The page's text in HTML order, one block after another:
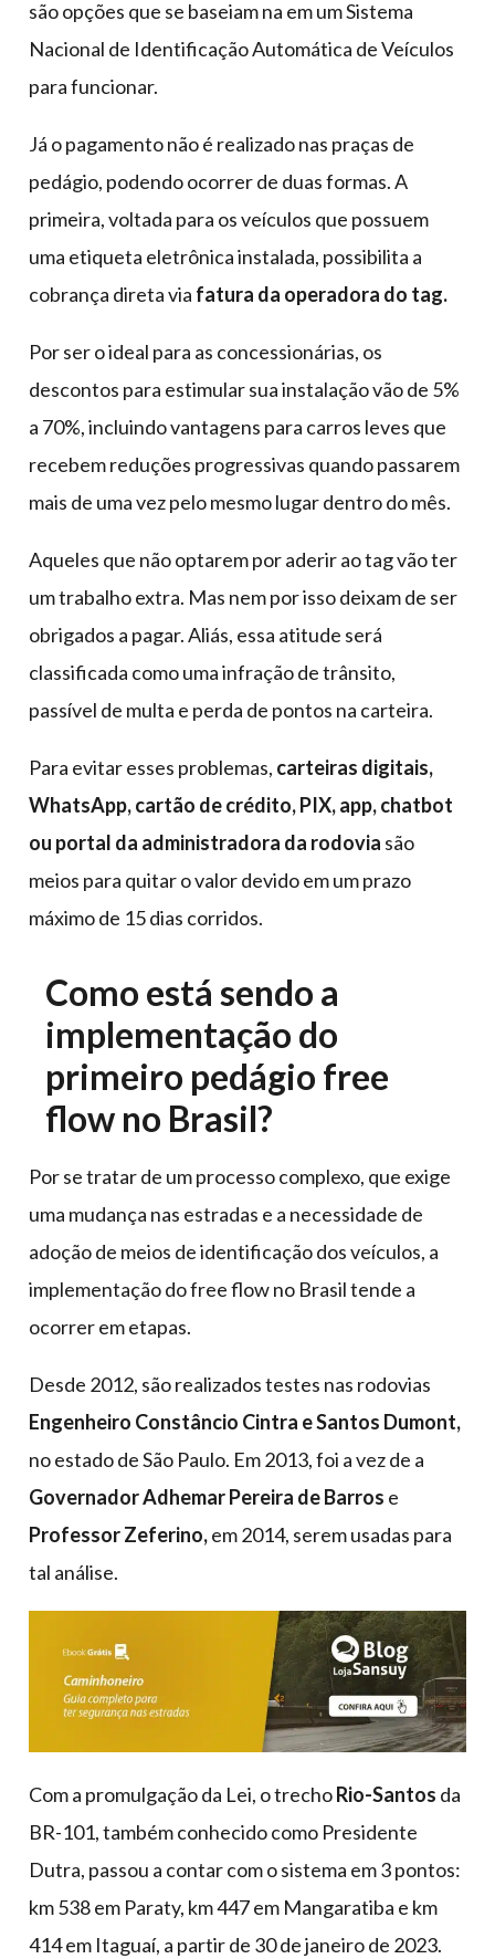
são opções que se baseiam na em um Sistema
Nacional de Identificação Automática de Veículos
para funcionar.
Já o pagamento não é realizado nas praças de
pedágio, podendo ocorrer de duas formas. A
primeira, voltada para os veículos que possuem
uma etiqueta eletrônica instalada, possibilita a
cobrança direta via fatura da operadora do tag.
Por ser o ideal para as concessionárias, os
descontos para estimular sua instalação vão de 5%
a 70%, incluindo vantagens para carros leves que
recebem reduções progressivas quando passarem
mais de uma vez pelo mesmo lugar dentro do mês.
Aqueles que não optarem por aderir ao tag vão ter
um trabalho extra. Mas nem por isso deixam de ser
obrigados a pagar. Aliás, essa atitude será
classificada como uma infração de trânsito,
passível de multa e perda de pontos na carteira.
Para evitar esses problemas, carteiras digitais,
WhatsApp, cartão de crédito, PIX, app, chatbot
ou portal da administradora da rodovia são
meios para quitar o valor devido em um prazo
máximo de 15 dias corridos.
Como está sendo a
implementação do
primeiro pedágio free
flow no Brasil?
Por se tratar de um processo complexo, que exige
uma mudança nas estradas e a necessidade de
adoção de meios de identificação dos veículos, a
implementação do free flow no Brasil tende a
ocorrer em etapas.
Desde 2012, são realizados testes nas rodovias
Engenheiro Constâncio Cintra e Santos Dumont,
no estado de São Paulo. Em 2013, foi a vez de a
Governador Adhemar Pereira de Barros e
Professor Zeferino,em 2014, serem usadas para
tal análise.
Com a promulgação da Lei, o trechoRio-Santos da
BR-101, também conhecido como Presidente
Dutra, passou a contar com o sistema em 3 pontos:
km 538 em Paraty, km 447 em Mangaratiba e km
414 em Itaguaí, a partir de 30 de janeiro de 2023.